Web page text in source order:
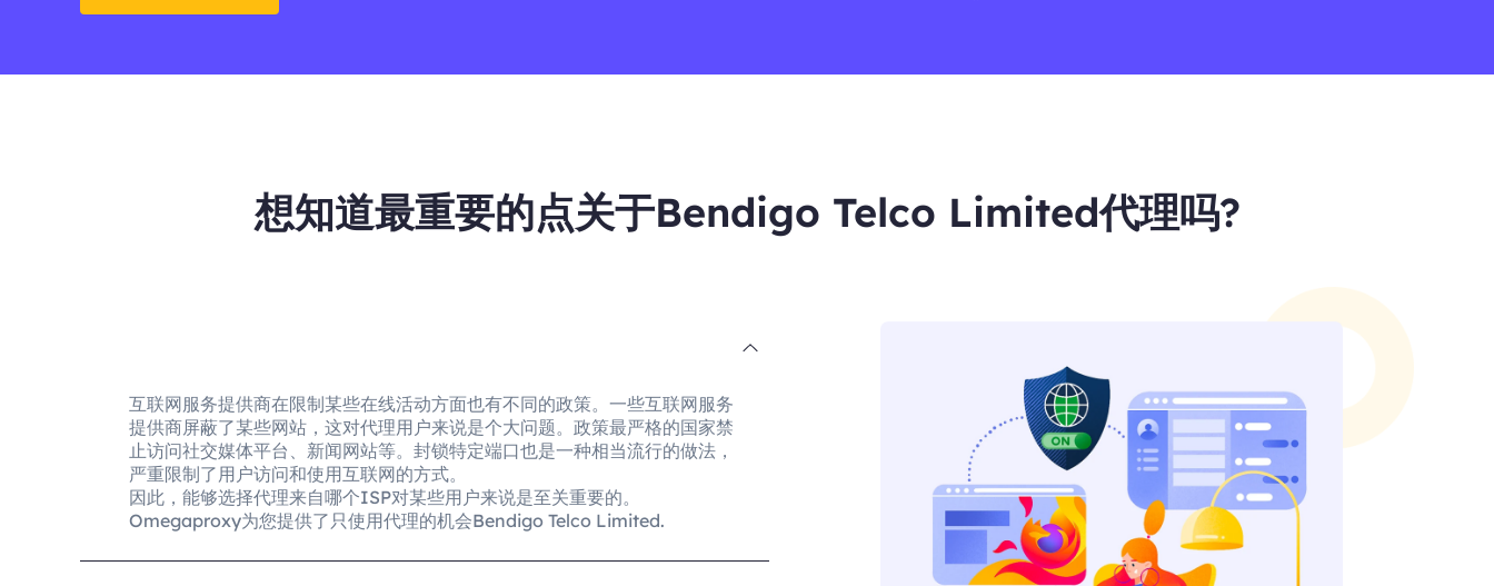
想知道最重要的点关于Bendigo Telco Limited代理吗?
互联网服务提供商在限制某些在线活动方面也有不同的政策。一些互联网服务
提供商屏蔽了某些网站，这对代理用户来说是个大问题。政策最严格的国家禁
止访问社交媒体平台、新闻网站等。封锁特定端口也是一种相当流行的做法，
严重限制了用户访问和使用互联网的方式。
因此，能够选择代理来自哪个ISP对某些用户来说是至关重要的。
Omegaproxy为您提供了只使用代理的机会Bendigo Telco Limited.